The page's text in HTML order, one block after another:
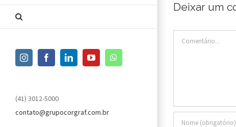
InstagramFacebookLinkedInYouTube
(41) 3012-5000
contato@grupocorgraf.com.br
Deixar um
Comentário